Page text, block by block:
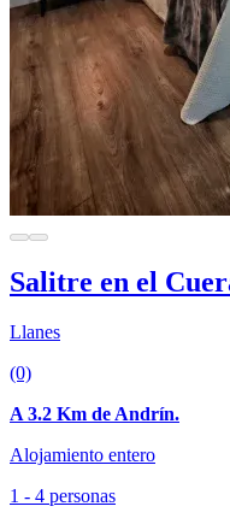
Salitre en el
Llanes
(0)
A 3.2 Km de Andrín.
Alojamiento entero
1 - 4 personas